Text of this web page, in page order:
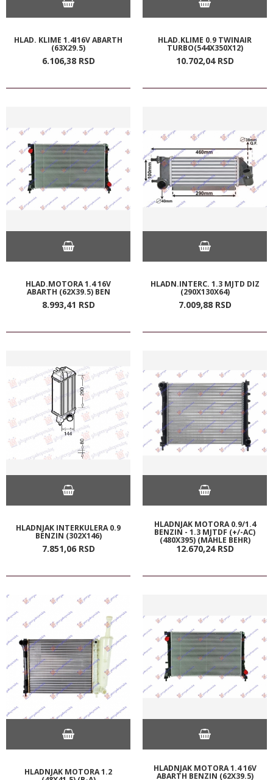
HLAD. KLIME 1.4I16V ABARTH
(63X29.5)
6.106,38 RSD
HLAD.KLIME 0.9 TWINAIR
TURBO(544X350X12)
10.702,04 RSD
HLAD.MOTORA 1.4 16V
ABARTH (62X39.5) BEN
8.993,41 RSD
HLADN.INTERC. 1.3 MJTD DIZ
(290X130X64)
7.009,88 RSD
HLADNJAK INTERKULERA 0.9
BENZIN (302X146)
7.851,06 RSD
HLADNJAK MOTORA 0.9/1.4
BENZIN - 1.3 MJTDF (+/-AC)
(480X395) (MAHLE BEHR)
12.670,24 RSD
HLADNJAK MOTORA 1.2 HLADNJAK MOTORA 1.4 16V
ABARTH BENZIN (62X39.5)